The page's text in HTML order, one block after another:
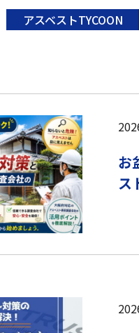
アスベストTYCOON
お
ス